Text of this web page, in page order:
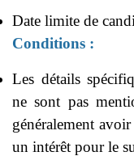
Date limite de
Conditions :
Les détails
ne sont pas
généralement
un intérêt pour le